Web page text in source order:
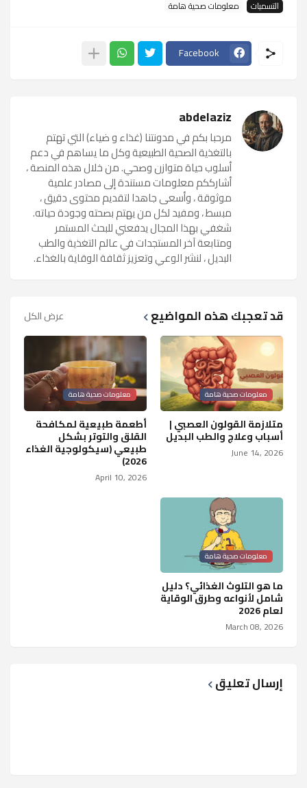
التسميات معلومات صحية هامة
Facebook
abdelaziz
مرحبا بكم في مدونتنا (غذاء و ضياء) التي تهتم
بالتغذية الصحية الطبيعية وكل ما يساهم في دعم
أسلوب حياة متوازن وصحي. من خلال هذه المنصة ،
أشارككم معلومات مستندة إلى مصادر علمية
موثوقة ، وأسعى جاهدا لتقديم محتوى دقيق ،
مبسط ، ومفيد لكل من يهتم بصحته وجودة حياته.
شغفي بهذا المجال يدفعني للبحث المستمر
ومتابعة آخر المستجدات في عالم التغذية والطب
البديل ، لنشر الوعي وتعزيز ثقافة الوقاية بالغذاء.
قد تعجبك هذه المواضيع عرض الكل
معلومات صحية هامة
متلازمة القولون العصبي |
أسباب وعلاج والطب البديل
June 14, 2026
معلومات صحية هامة
أطعمة طبيعية لمكافحة
القلق والتوتر بشكل
طبيعي (سيكولوجية الغذاء
2026)
April 10, 2026
معلومات صحية هامة
ما هو التلوث الغذائي؟ دليل
شامل لأنواعه وطرق الوقاية
لعام 2026
March 08, 2026
إرسال تعليق